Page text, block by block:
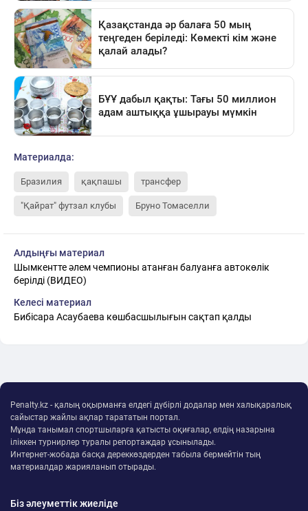
Материалда:
Бразилия қақпашы трансфер
"Қайрат" футзал клубы Бруно Томаселли
Алдыңғы материал
Шымкентте әлем чемпионы атанған балуанға автокөлік
берілді (ВИДЕО)
Келесі материал
Бибісара Асаубаева көшбасшылығын сақтап қалды
Penalty.kz - қалың оқырманға елдегі дүбірлі додалар мен халықаралық
сайыстар жайлы ақпар тарататын портал.
Мұнда танымал спортшыларға қатысты оқиғалар, елдің назарына
іліккен турнирлер туралы репортаждар ұсынылады.
Интернет-жобада басқа дереккөздерден табыла бермейтін тың
материалдар жарияланып отырады.
Біз әлеуметтік жиеліде